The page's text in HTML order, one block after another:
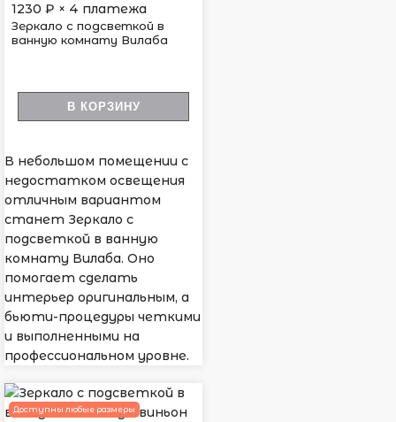
1230 ₽ × 4 платежа
Зеркало с подсветкой в
ванную комнату Вилаба
В КОРЗИНУ
В небольшом помещении с
недостатком освещения
отличным вариантом
станет Зеркало с
подсветкой в ванную
комнату Вилаба. Оно
помогает сделать
интерьер оригинальным, а
бьюти-процедуры четкими
и выполненными на
профессиональном уровне.
Доступны любые размеры